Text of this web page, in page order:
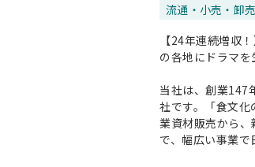
流通・小売・卸売
【24年連続増収
の各地にドラマを
当社は、創業147
社です。「食文
業資材販売から
で、幅広い事業で